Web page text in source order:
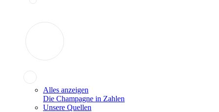
Alles anzeigen
Die Champagne in Zahlen
Unsere Quellen